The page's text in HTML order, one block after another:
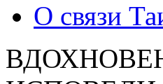
О связи